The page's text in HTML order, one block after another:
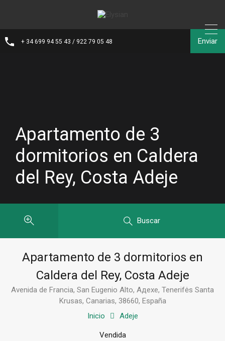
+ 34 699 94 55 43 / 922 79 05 48 Enviar
Apartamento de 3
dormitorios en Caldera
del Rey, Costa Adeje
Buscar
Apartamento de 3 dormitorios en
Caldera del Rey, Costa Adeje
Avenida de Francia, San Eugenio Alto, Адехе, Tenerifės Santa
Krusas, Canarias, 38660, España
Inicio
Adeje
Vendida